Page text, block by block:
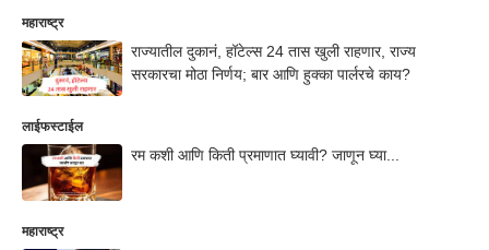
महाराष्ट्र
राज्यातील दुकानं, हॉटेल्स 24 तास खुली राहणार, राज्य
सरकारचा मोठा निर्णय; बार आणि हुक्का पार्लरचे काय?
लाईफस्टाईल
रम कशी आणि किती प्रमाणात घ्यावी? जाणून घ्या...
महाराष्ट्र